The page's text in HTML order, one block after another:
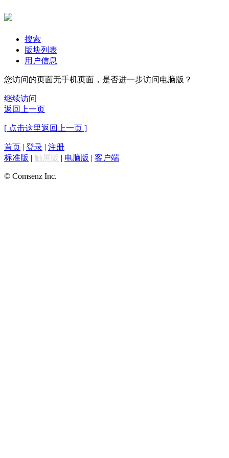
搜索
版块列表
用户信息
您访问的页面无手机页面，是否进一步访问电脑版？
继续访问
返回上一页
[ 点击这里返回上一页 ]
首页 | 登录 | 注册
标准版 | 触屏版 | 电脑版 | 客户端
© Comsenz Inc.